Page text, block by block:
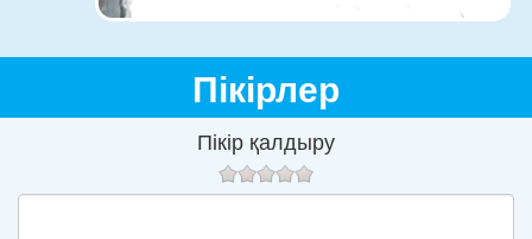
Пікірлер
Пікір қалдыру